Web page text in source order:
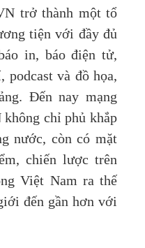
trở thành một tổ
tiện với đầy đủ
in, báo điện tử,
podcast và đồ họa,
Đến nay mạng
chỉ phủ khắp
nước, còn có mặt
chiến lược trên
Việt Nam ra thế
đến gần hơn với